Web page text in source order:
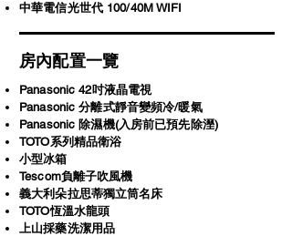
中華電信光世代 100/40M WIFI
房內配置一覽
Panasonic 42吋液晶電視
Panasonic 分離式靜音變頻冷/暖氣
Panasonic 除濕機(入房前已預先除溼)
TOTO系列精品衛浴
小型冰箱
Tescom負離子吹風機
義大利朵拉思蒂獨立筒名床
​TOTO恆溫水龍頭
上山採藥洗潔用品